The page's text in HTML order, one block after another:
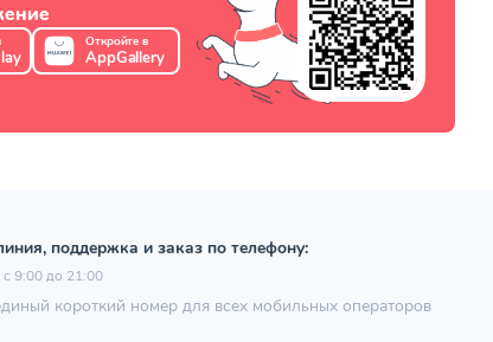
Откройте в
AppGallery
поддержка и заказ по телефону:
9:00 до 21:00
короткий номер для всех мобильных операторов